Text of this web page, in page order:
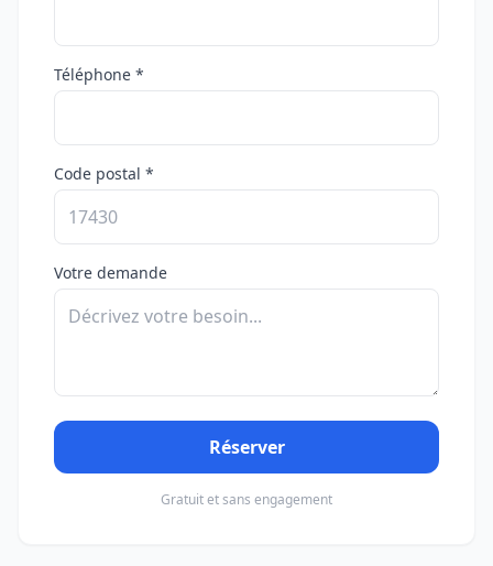
Téléphone *
Code postal *
Votre demande
Réserver
Gratuit et sans engagement